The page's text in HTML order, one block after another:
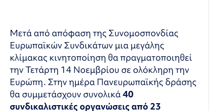
Μετά από απόφαση της Συνομοσπονδίας
Ευρωπαϊκών Συνδικάτων μια μεγάλης
κλίμακας κινητοποίηση θα πραγματοποιηθεί
την Τετάρτη 14 Νοεμβρίου σε ολόκληρη την
Ευρώπη. Στην ημέρα Πανευρωπαϊκής δράσης
θα συμμετάσχουν συνολικά40
συνδικαλιστικές οργανώσεις από 23